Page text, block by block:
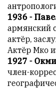
1936 -
армянский
актёр,
Актёр Мко
1927 -
член-